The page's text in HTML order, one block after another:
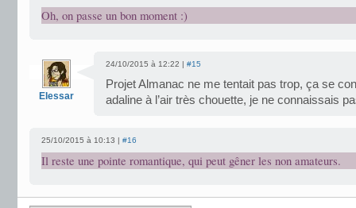
Oh, on passe un bon moment :)
Elessar
24/10/2015 à 12:22 | #15
Projet Almanac ne me tentait pas trop, ça se
adaline à l’air très chouette, je ne connaissais
25/10/2015 à 10:13 | #16
Il reste une pointe romantique, qui peut gêner les non amateurs.